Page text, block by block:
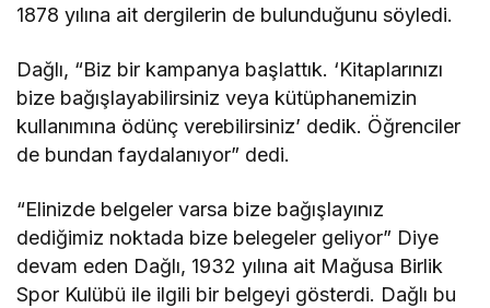
1878 yılına ait dergilerin de bulunduğunu söyledi.
Dağlı, “Biz bir kampanya başlattık. ‘Kitaplarınızı
bize bağışlayabilirsiniz veya kütüphanemizin
kullanımına ödünç verebilirsiniz’ dedik. Öğrenciler
de bundan faydalanıyor” dedi.
“Elinizde belgeler varsa bize bağışlayınız
dediğimiz noktada bize belegeler geliyor” Diye
devam eden Dağlı, 1932 yılına ait Mağusa Birlik
Spor Kulübü ile ilgili bir belgeyi gösterdi. Dağlı bu